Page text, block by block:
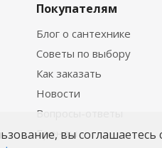
Покупателям
Блог о сантехнике
Советы по выбору
Как заказать
Новости
Вопросы-ответы
Брендывы соглашаетесь